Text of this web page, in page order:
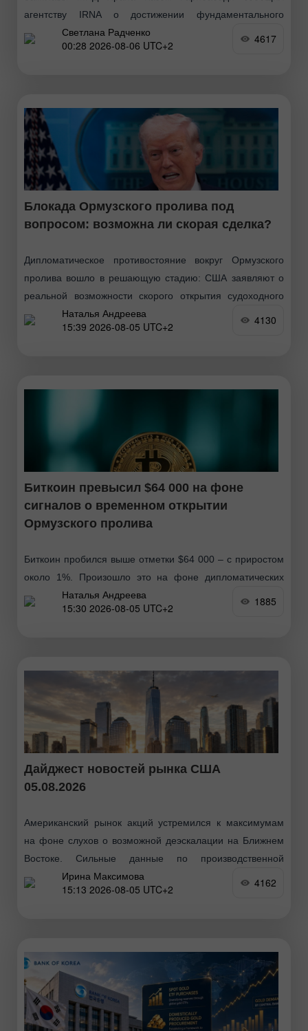
агентству IRNA о достижении фундаментального
соглашения с Оманом по ключевым аспектам
судоходства в Ормузском проливе. Новый
Светлана Радченко
00:28 2026-08-06 UTC+2
4617
Блокада Ормузского пролива под
вопросом: возможна ли скорая сделка?
Дипломатическое противостояние вокруг Ормузского
пролива вошло в решающую стадию: США заявляют о
реальной возможности скорого открытия судоходного
пути, тогда как Тегеран категорически отрицает прямые
переговоры с Вашингтоном, утверждая, что общается
Наталья Андреева
15:39 2026-08-05 UTC+2
4130
Биткоин превысил $64 000 на фоне
сигналов о временном открытии
Ормузского пролива
Биткоин пробился выше отметки $64 000 – с приростом
около 1%. Произошло это на фоне дипломатических
сигналов о возможном временном соглашении между
США, Ираном и Оманом об открытии Ормузского
Наталья Андреева
15:30 2026-08-05 UTC+2
1885
Дайджест новостей рынка США
05.08.2026
Американский рынок акций устремился к максимумам
на фоне слухов о возможной деэскалации на Ближнем
Востоке. Сильные данные по производственной
активности и взлет акций Palantir подтолкнули индексы
S&P 500 и Nasdaq
Ирина Максимова
15:13 2026-08-05 UTC+2
4162